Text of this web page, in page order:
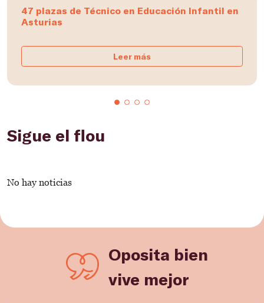
47 plazas de Técnico en Educación Infantil en
Asturias
Leer más
Sigue el flou
No hay noticias
Oposita bien
vive mejor